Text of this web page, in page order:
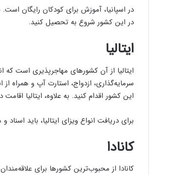
در اسپانیا، آموزش برای کودکان رایگان است.
در این کشور شروع به تحصیل کنید.
ایتالیا
ایتالیا از آن کشورهای مهاجرپذیری است که
سرمایه‌گذاری، ازدواج، استارت آپ و همراه از
این کشور اقدام کنید. به علاوه، ایتالیا
برای دریافت انواع ویزای ایتالیا، باید اسناد
کانادا
کانادا از محبوب‌ترین کشورها برای